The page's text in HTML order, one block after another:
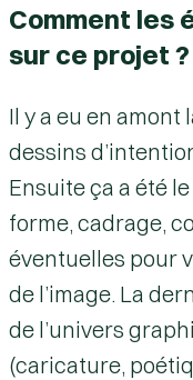
Comment les
sur ce projet ?
Il y a eu en amont
dessins
Ensuite ça a été
forme, cadrage,
éventuelles pour
de l’image. La
de l’univers
(caricature,